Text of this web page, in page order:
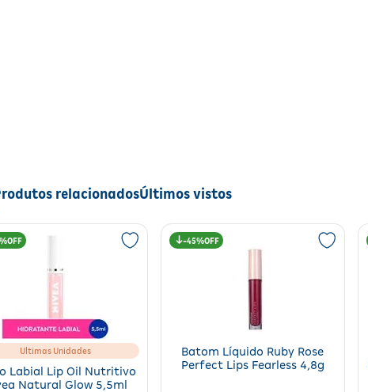
relacionadosÚltimos vistos
Ultimas Unidades
Labial Lip Oil Nutritivo
Natural Glow 5,5ml
45%
Batom Líquido Ruby Rose
Perfect Lips Fearless 4,8g